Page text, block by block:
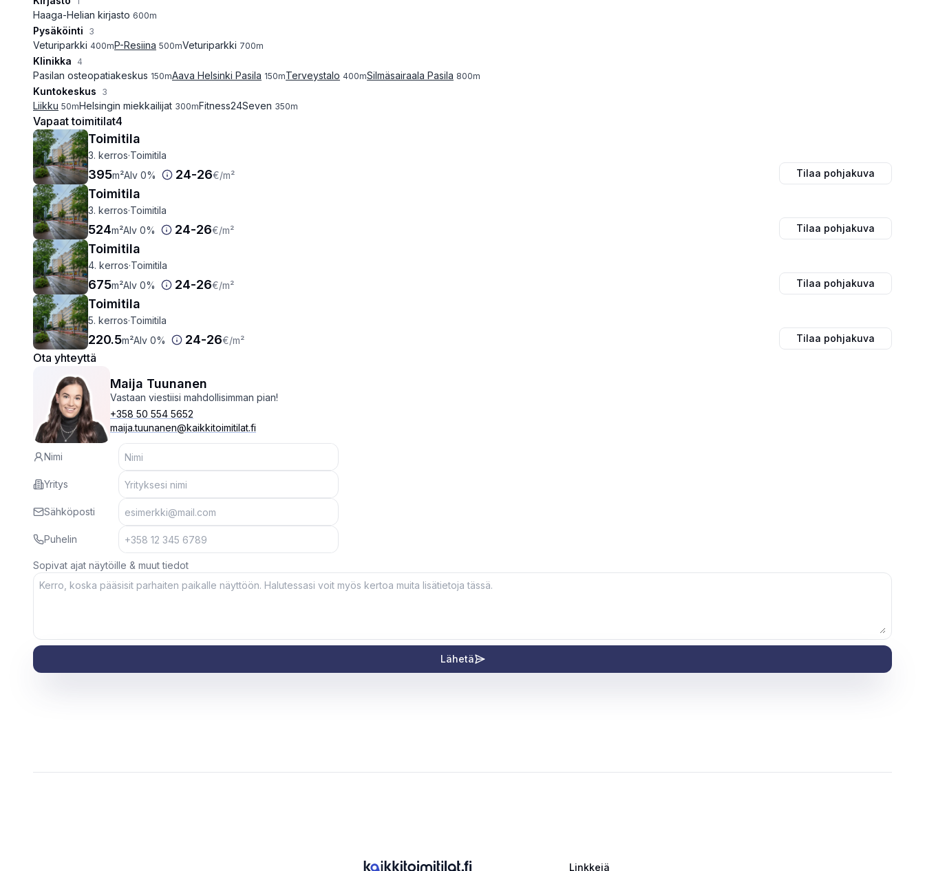
Haaga-Helian kirjasto 600m
Pysäköinti 3
Veturiparkki 400mP-Resiina 500mVeturiparkki 700m
Klinikka 4
Pasilan osteopatiakeskus 150mAava Helsinki Pasila 150mTerveystalo 400mSilmäsairaala Pasila 800m
Kuntokeskus 3
Liikku 50mHelsingin miekkailijat 300mFitness24Seven 350m
Vapaat toimitilat4
Toimitila
3. kerros·Toimitila
395m²Alv 0% 24-26€/m² Tilaa pohjakuva
Toimitila
3. kerros·Toimitila
524m²Alv 0% 24-26€/m² Tilaa pohjakuva
Toimitila
4. kerros·Toimitila
675m²Alv 0% 24-26€/m² Tilaa pohjakuva
Toimitila
5. kerros·Toimitila
220.5m²Alv 0% 24-26€/m² Tilaa pohjakuva
Ota yhteyttä
Maija Tuunanen
Vastaan viestiisi mahdollisimman pian!
+358 50 554 5652
maija.tuunanen@kaikkitoimitilat.fi
Nimi
Yritys
Sähköposti
Puhelin
Sopivat ajat näytöille & muut tiedot
Lähetä
Linkkejä